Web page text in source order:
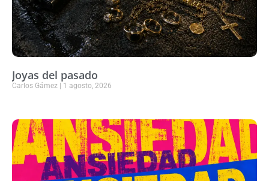
Joyas del pasado
Carlos Gámez 1 agosto, 2026